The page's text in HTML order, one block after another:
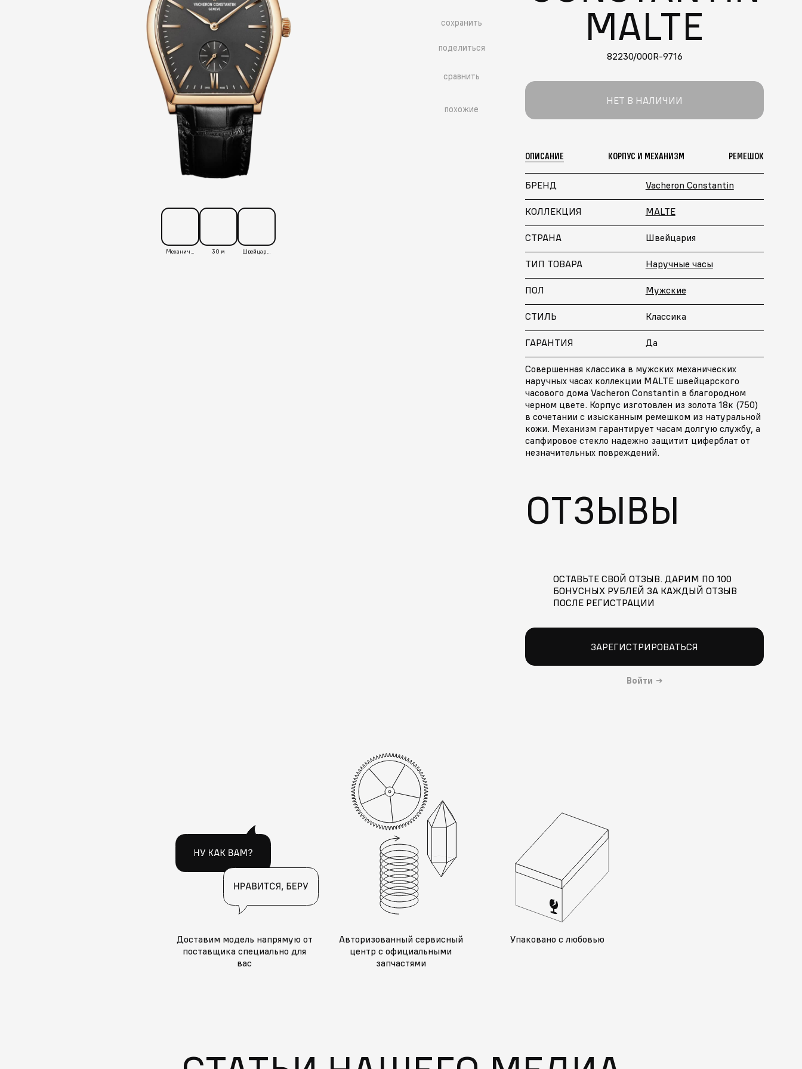
30 м
сохранить
поделиться
сравнить
похожие
MALTE
82230/000R-9716
НЕТ В НАЛИЧИИ
ОПИСАНИЕ КОРПУС И МЕХАНИЗМ РЕМЕШОК
БРЕНД Vacheron Constantin
КОЛЛЕКЦИЯ MALTE
СТРАНА Швейцария
ТИП ТОВАРА Наручные часы
ПОЛ Мужские
СТИЛЬ Классика
ГАРАНТИЯ Да
Совершенная классика в мужских механических
наручных часах коллекции MALTE швейцарского
часового дома Vacheron Constantin в благородном
черном цвете. Корпус изготовлен из золота 18к (750)
в сочетании с изысканным ремешком из натуральной
кожи. Механизм гарантирует часам долгую службу, а
сапфировое стекло надежно защитит циферблат от
незначительных повреждений.
ОТЗЫВЫ
ОСТАВЬТЕ СВОЙ ОТЗЫВ. ДАРИМ ПО 100
БОНУСНЫХ РУБЛЕЙ ЗА КАЖДЫЙ ОТЗЫВ
ПОСЛЕ РЕГИСТРАЦИИ
ЗАРЕГИСТРИРОВАТЬСЯ
Войти →
Доставим модель напрямую от
поставщика специально для
вас
Авторизованный сервисный
центр с официальными
запчастями
Упаковано с любовью